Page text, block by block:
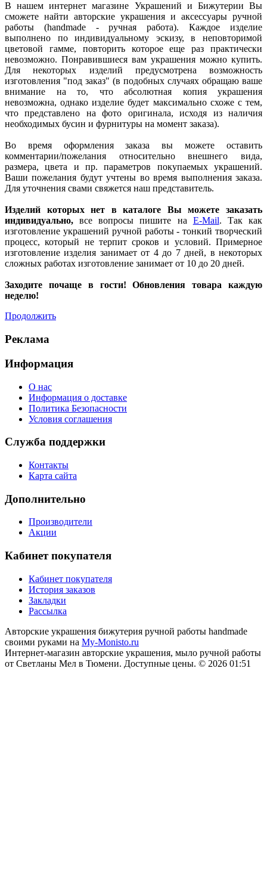
В нашем интернет магазине Украшений и Бижутерии Вы
сможете найти авторские украшения и аксессуары ручной
работы (handmade - ручная работа). Каждое изделие
выполнено по индивидуальному эскизу, в неповторимой
цветовой гамме, повторить которое еще раз практически
невозможно. Понравившиеся вам украшения можно купить.
Для некоторых изделий предусмотрена возможность
изготовления "под заказ" (в подобных случаях обращаю ваше
внимание на то, что абсолютная копия украшения
невозможна, однако изделие будет максимально схоже с тем,
что представлено на фото оригинала, исходя из наличия
необходимых бусин и фурнитуры на момент заказа).
Во время оформления заказа вы можете оставить
комментарии/пожелания относительно внешнего вида,
размера, цвета и пр. параметров покупаемых украшений.
Ваши пожелания будут учтены во время выполнения заказа.
Для уточнения свами свяжется наш представитель.
Изделий которых нет в каталоге Вы можете заказать
индивидуально, все вопросы пишите на E-Mail. Так как
изготовление украшений ручной работы - тонкий творческий
процесс, который не терпит сроков и условий. Примерное
изготовление изделия занимает от 4 до 7 дней, в некоторых
сложных работах изготовление занимает от 10 до 20 дней.
Заходите почаще в гости! Обновления товара каждую
неделю!
Продолжить
Реклама
Информация
О нас
Информация о доставке
Политика Безопасности
Условия соглашения
Служба поддержки
Контакты
Карта сайта
Дополнительно
Производители
Акции
Кабинет покупателя
Кабинет покупателя
История заказов
Закладки
Рассылка
Авторские украшения бижутерия ручной работы handmade
своими руками на My-Monisto.ru
Интернет-магазин авторские украшения, мыло ручной работы
от Светланы Мел в Тюмени. Доступные цены. © 2026 01:51